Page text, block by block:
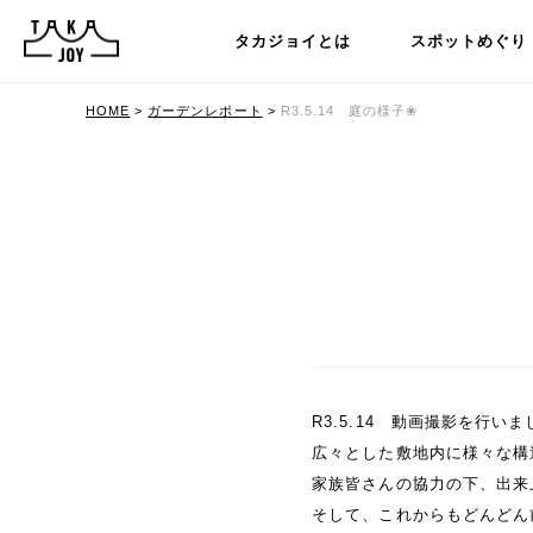
タカジョイとは スポットめぐり
HOME > ガーデンレポート > R3.5.14 庭の様子❀
R3.5.14 動画撮影を行いま
広々とした敷地内に様々な
家族皆さんの協力の下、出
そして、これからもどんど